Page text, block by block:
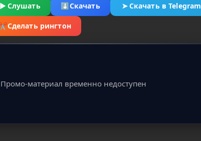
▶ Слушать ⬇Скачать ➤Скачать в Telegram
Сделать рингтон
Промо-материал временно недоступен